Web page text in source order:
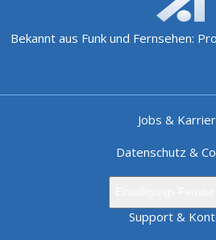
Bekannt aus Funk und Fernsehen:
Jobs &
Datenschutz &
Support &